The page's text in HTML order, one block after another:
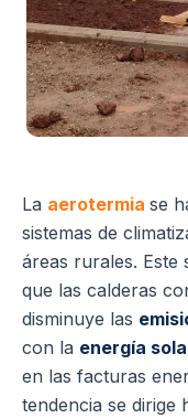
La aerotermia se
sistemas de
áreas rurales. Este
que las calderas
disminuye las
con la energía
en las facturas
tendencia se dirige